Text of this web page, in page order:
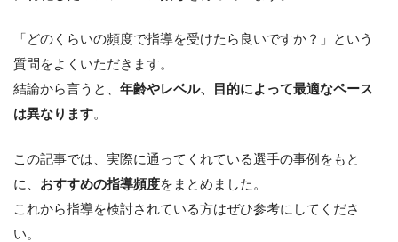
「どのくらいの頻度で指導を受けたら良いですか？」という
質問をよくいただきます。
結論から言うと、 年齢やレベル、目的によって最適なペース
は異なります。
この記事では、実際に通ってくれている選手の事例をもと
に、 おすすめの指導頻度をまとめました。
これから指導を検討されている方はぜひ参考にしてくださ
い。